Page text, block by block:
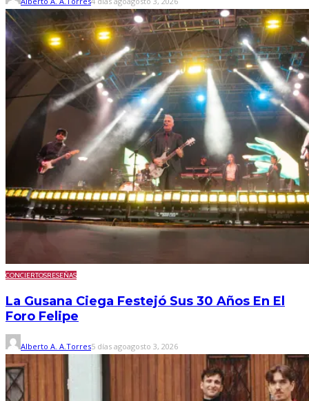
CONCIERTOSRESEÑAS
La Gusana Ciega Festejó Sus 30 Años En El
Foro Felipe
Alberto A. A.Torres5 días agoagosto 3, 2026